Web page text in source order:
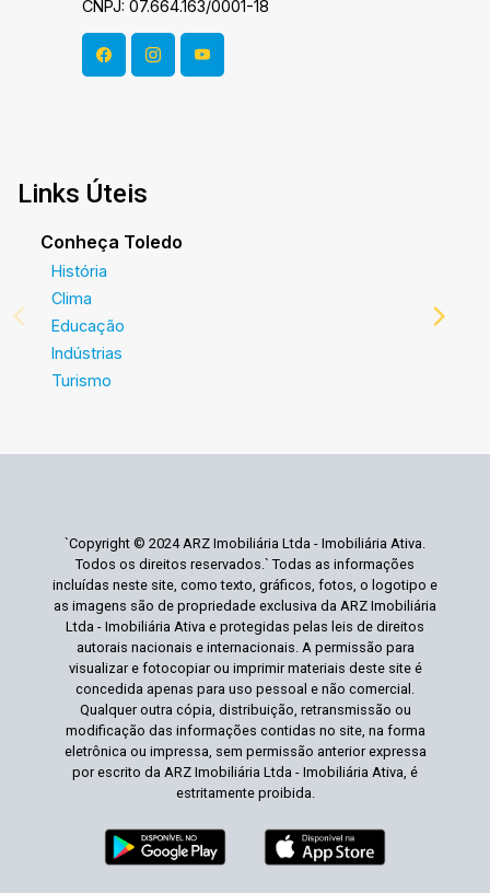
CNPJ: 07.664.163/0001-18
Links Úteis
Conheça Toledo
História
Clima
Educação
Indústrias
Turismo
`Copyright © 2024 ARZ Imobiliária Ltda - Imobiliária Ativa.
Todos os direitos reservados.` Todas as informações
incluídas neste site, como texto, gráficos, fotos, o logotipo e
as imagens são de propriedade exclusiva da ARZ Imobiliária
Ltda - Imobiliária Ativa e protegidas pelas leis de direitos
autorais nacionais e internacionais. A permissão para
visualizar e fotocopiar ou imprimir materiais deste site é
concedida apenas para uso pessoal e não comercial.
Qualquer outra cópia, distribuição, retransmissão ou
modificação das informações contidas no site, na forma
eletrônica ou impressa, sem permissão anterior expressa
por escrito da ARZ Imobiliária Ltda - Imobiliária Ativa, é
estritamente proibida.